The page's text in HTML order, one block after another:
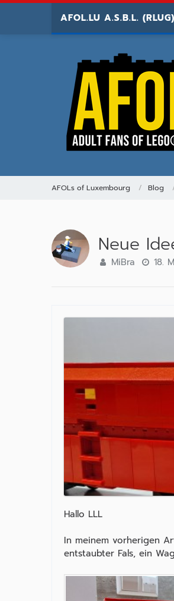
AFOL.LU A.S.B.L. (RLUG)
AFOLs of Luxembourg Blog
Neue
MiBra 18.
Hallo LLL
In meinem vorherigen
entstaubter Fals, ein